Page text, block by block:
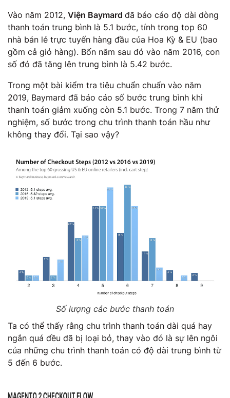
Vào năm 2012, Viện Baymard đã báo cáo độ dài dòng
thanh toán trung bình là 5.1 bước, tính trong top 60
nhà bán lẻ trực tuyến hàng đầu của Hoa Kỳ & EU (bao
gồm cả giỏ hàng). Bốn năm sau đó vào năm 2016, con
số đó đã tăng lên trung bình là 5.42 bước.
Trong một bài kiểm tra tiêu chuẩn chuẩn vào năm
2019, Baymard đã báo cáo số bước trung bình khi
thanh toán giảm xuống còn 5.1 bước. Trong 7 năm thử
nghiệm, số bước trong chu trình thanh toán hầu như
không thay đổi. Tại sao vậy?
Số lượng các bước thanh toán
Ta có thể thấy rằng chu trình thanh toán dài quá hay
ngắn quá đều đã bị loại bỏ, thay vào đó là sự lên ngôi
của những chu trình thanh toán có độ dài trung bình từ
5 đến 6 bước.